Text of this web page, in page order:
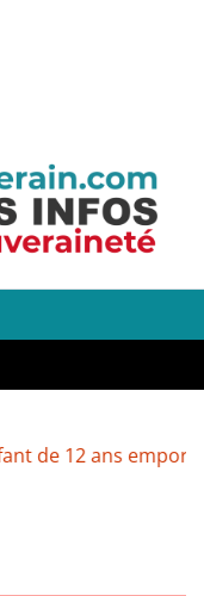
emporté par les